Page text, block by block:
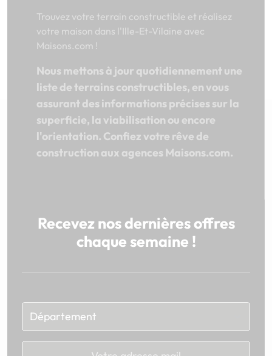
Trouvez votre terrain constructible et réalisez
votre maison dans l'Ille-Et-Vilaine avec
Maisons.com !
Nous mettons à jour quotidiennement une
liste de terrains constructibles, en vous
assurant des informations précises sur la
superficie, la viabilisation ou encore
l'orientation. Confiez votre rêve de
construction aux agences Maisons.com.
Recevez nos dernières offres
chaque semaine !